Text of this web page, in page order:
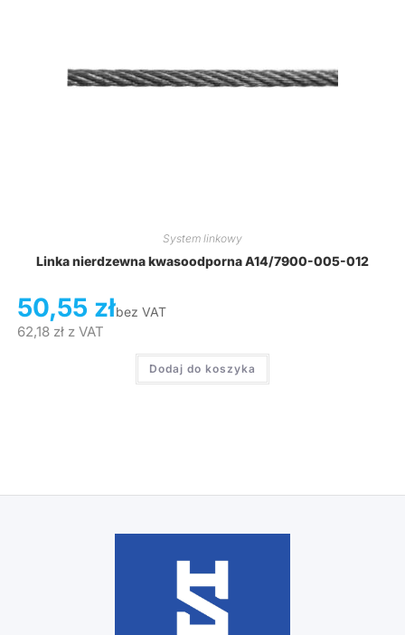
System linkowy
Linka nierdzewna kwasoodporna A14/7900-005-012
50,55 złbez VAT
62,18 złz VAT
Dodaj do koszyka